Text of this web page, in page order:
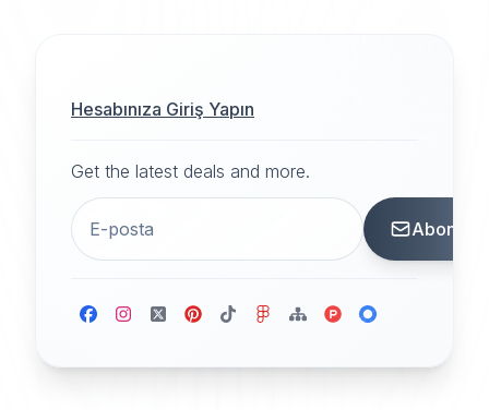
Hesabınıza Giriş Yapın
Get the latest deals and more.
Abone